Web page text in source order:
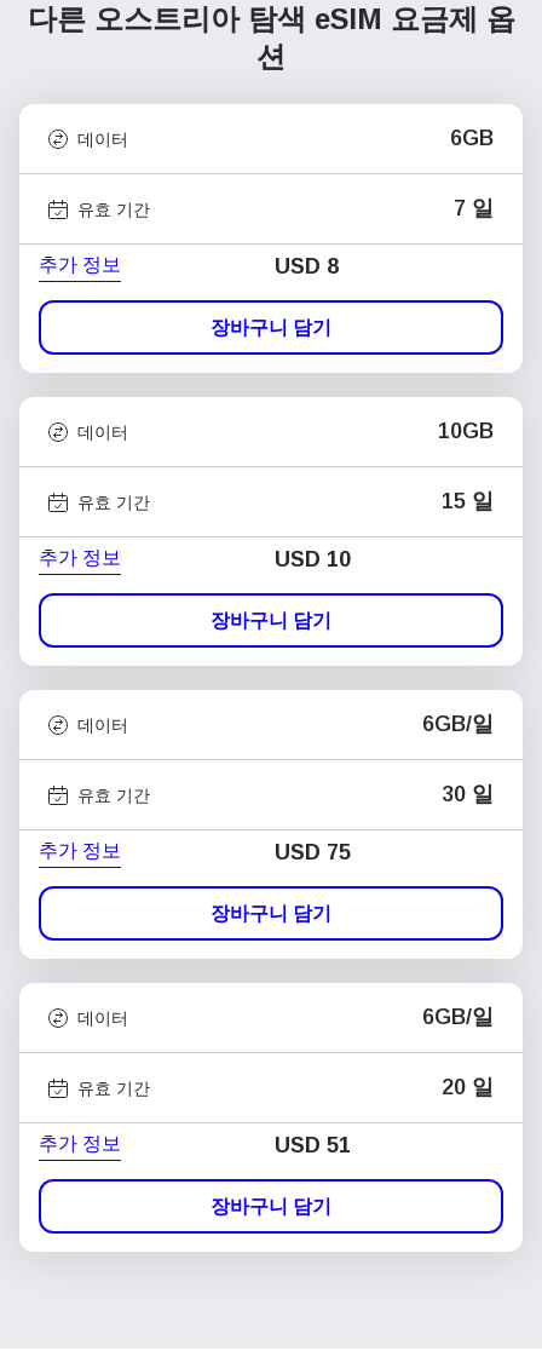
다른 오스트리아 탐색 eSIM 요금제 옵
션
데이터 6GB
유효 기간 7 일
추가 정보 USD 8
장바구니 담기
데이터 10GB
유효 기간 15 일
추가 정보 USD 10
장바구니 담기
데이터 6GB/일
유효 기간 30 일
추가 정보 USD 75
장바구니 담기
데이터 6GB/일
유효 기간 20 일
추가 정보 USD 51
장바구니 담기